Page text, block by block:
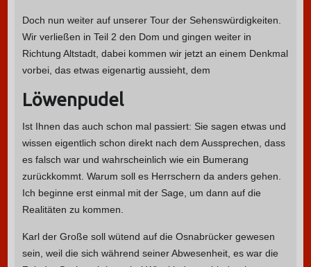
Doch nun weiter auf unserer Tour der Sehenswürdigkeiten.
Wir verließen in Teil 2 den Dom und gingen weiter in
Richtung Altstadt, dabei kommen wir jetzt an einem Denkmal
vorbei, das etwas eigenartig aussieht, dem
Löwenpudel
Ist Ihnen das auch schon mal passiert: Sie sagen etwas und
wissen eigentlich schon direkt nach dem Aussprechen, dass
es falsch war und wahrscheinlich wie ein Bumerang
zurückkommt. Warum soll es Herrschern da anders gehen.
Ich beginne erst einmal mit der Sage, um dann auf die
Realitäten zu kommen.
Karl der Große soll wütend auf die Osnabrücker gewesen
sein, weil die sich während seiner Abwesenheit, es war die